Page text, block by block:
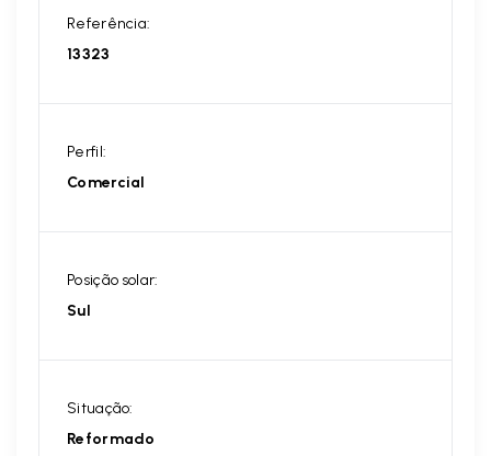
Referência:
13323
Perfil:
Comercial
Posição solar:
Sul
Situação:
Reformado